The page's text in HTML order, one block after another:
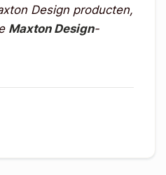
Design producten,
Maxton Design-